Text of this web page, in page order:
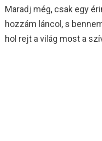
Maradj még, csak egy
hozzám láncol, s
hol rejt a világ most a